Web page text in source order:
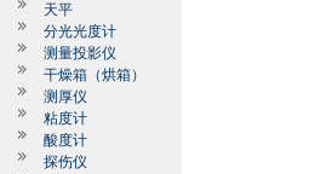
天平
分光光度计
测量投影仪
干燥箱（烘箱）
测厚仪
粘度计
酸度计
探伤仪